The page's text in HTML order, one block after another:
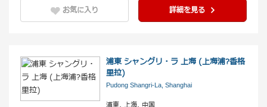
お気に入り 詳細を見る
浦東 シャングリ・ラ 上海 (上海浦?香格
里拉)
Pudong Shangri-La, Shanghai